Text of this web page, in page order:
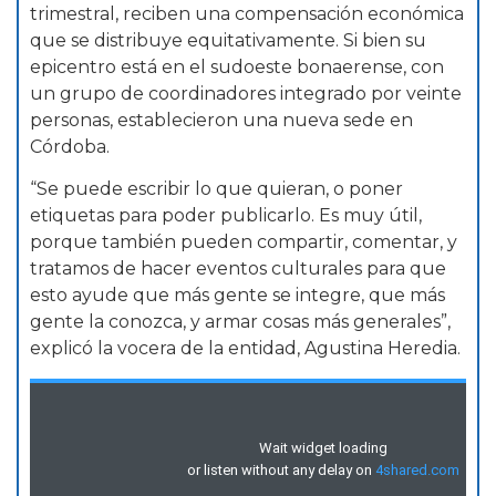
trimestral, reciben una compensación económica
que se distribuye equitativamente. Si bien su
epicentro está en el sudoeste bonaerense, con
un grupo de coordinadores integrado por veinte
personas, establecieron una nueva sede en
Córdoba.
“Se puede escribir lo que quieran, o poner
etiquetas para poder publicarlo. Es muy útil,
porque también pueden compartir, comentar, y
tratamos de hacer eventos culturales para que
esto ayude que más gente se integre, que más
gente la conozca, y armar cosas más generales”,
explicó la vocera de la entidad, Agustina Heredia.